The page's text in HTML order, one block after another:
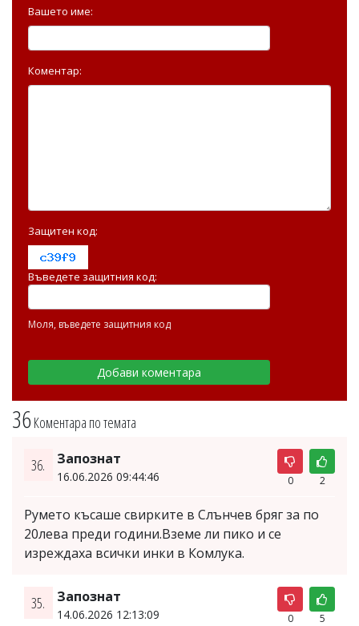
36Коментара по темата
36. Запознат
16.06.2026 09:44:46 0 2
Румето късаше свирките в Слънчев бряг за по
20лева преди години.Вземе ли пико и се
изреждаха всички инки в Комлука.
35. Запознат
14.06.2026 12:13:09 0 5
Вашето име:
Коментар:
Защитен код:
Въведете защитния код:
Моля, въведете защитния код